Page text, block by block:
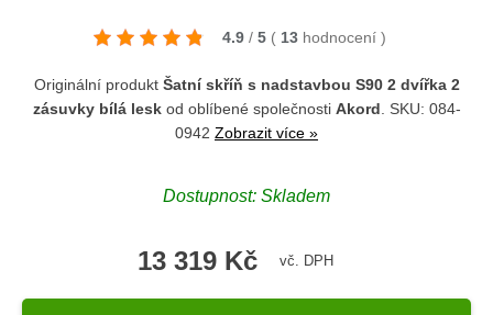
4.9 / 5 ( 13 hodnocení )
Originální produkt Šatní skříň s nadstavbou S90 2 dvířka 2
zásuvky bílá leskod oblíbené společnosti Akord . SKU: 084-
0942 Zobrazit více »
Dostupnost: Skladem
13 319 Kč vč. DPH